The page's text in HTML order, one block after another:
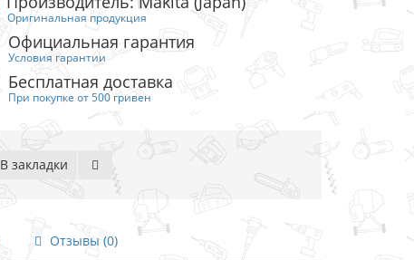
Оригинальная продукция
Официальная гарантия
Условия гарантии
Бесплатная доставка
При покупке от 500 гривен
В закладки
Отзывы (0)